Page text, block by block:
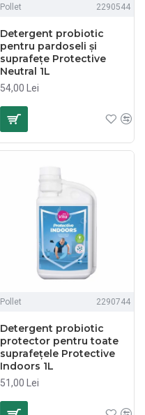
Pollet 2290544
Detergent probiotic
pentru pardoseli și
suprafețe Protective
Neutral 1L
54,00 Lei
Pollet 2290744
Detergent probiotic
protector pentru toate
suprafețele Protective
Indoors 1L
51,00 Lei